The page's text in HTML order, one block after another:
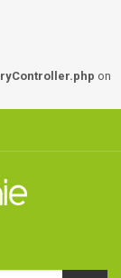
on